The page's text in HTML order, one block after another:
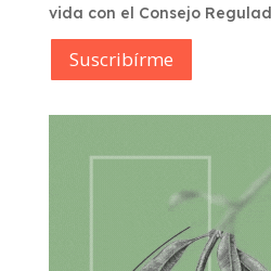
vida con el Consejo
Suscribírme